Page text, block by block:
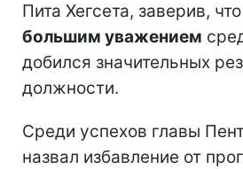
Пита Хегсета, заверив,
большим уважением
добился значительных
должности.
Среди успехов главы
назвал избавление от